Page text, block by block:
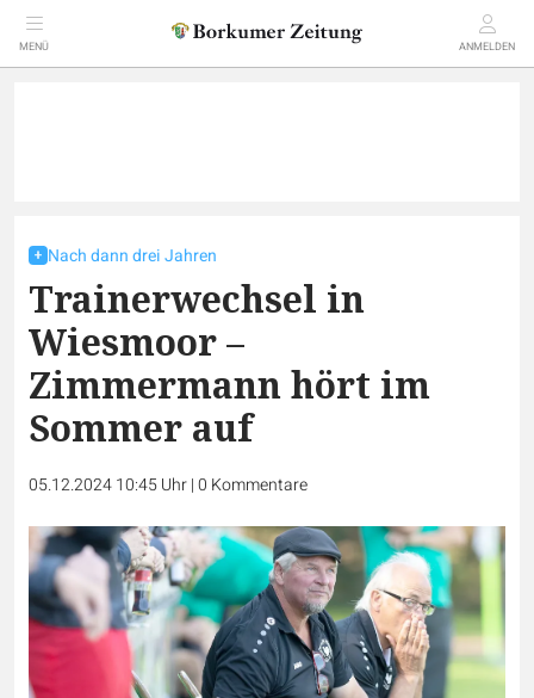
MENÜ ANMELDEN
Nach dann drei Jahren
Trainerwechsel in
Wiesmoor –
Zimmermann hört im
Sommer auf
05.12.2024 10:45 Uhr|0 Kommentare